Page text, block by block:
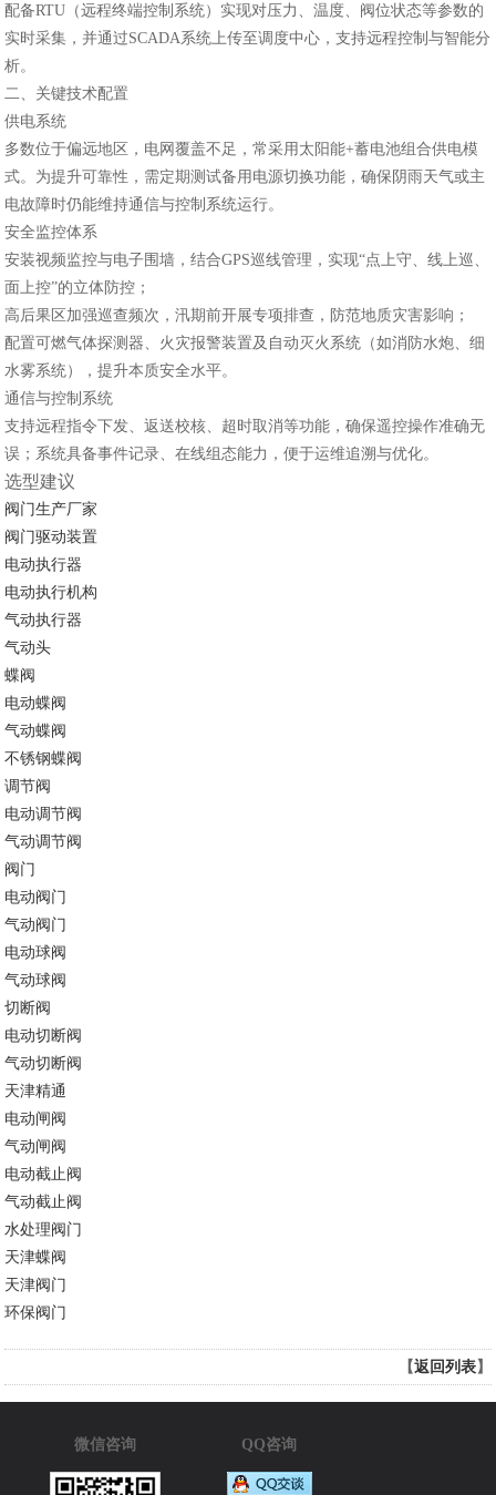
配备RTU（远程终端控制系统）实现对压力、温度、阀位状态等参数的
实时采集，并通过SCADA系统上传至调度中心，支持远程控制与智能分
析。
二、关键技术配置
‌供电系统‌
多数位于偏远地区，电网覆盖不足，常采用太阳能+蓄电池组合供电模
式。为提升可靠性，需定期测试备用电源切换功能，确保阴雨天气或主
电故障时仍能维持通信与控制系统运行。
‌安全监控体系‌
安装视频监控与电子围墙，结合GPS巡线管理，实现“点上守、线上巡、
面上控”的立体防控；
高后果区加强巡查频次，汛期前开展专项排查，防范地质灾害影响；
配置可燃气体探测器、火灾报警装置及自动灭火系统（如消防水炮、细
水雾系统），提升本质安全水平。
‌通信与控制系统‌
支持远程指令下发、返送校核、超时取消等功能，确保遥控操作准确无
误；系统具备事件记录、在线组态能力，便于运维追溯与优化。
选型建议
阀门生产厂家
阀门驱动装置
电动执行器
电动执行机构
气动执行器
气动头
蝶阀
电动蝶阀
气动蝶阀
不锈钢蝶阀
调节阀
电动调节阀
气动调节阀
阀门
电动阀门
气动阀门
电动球阀
气动球阀
切断阀
电动切断阀
气动切断阀
天津精通
电动闸阀
气动闸阀
电动截止阀
气动截止阀
水处理阀门
天津蝶阀
天津阀门
环保阀门
【返回列表】
微信咨询 QQ咨询